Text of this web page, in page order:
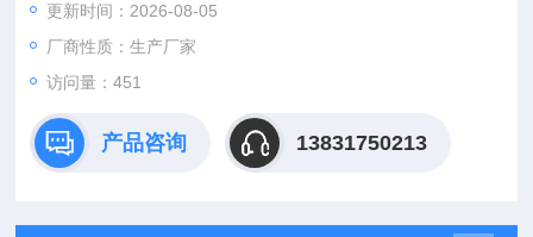
更新时间：2026-08-05
厂商性质：生产厂家
访问量：451
产品咨询 13831750213